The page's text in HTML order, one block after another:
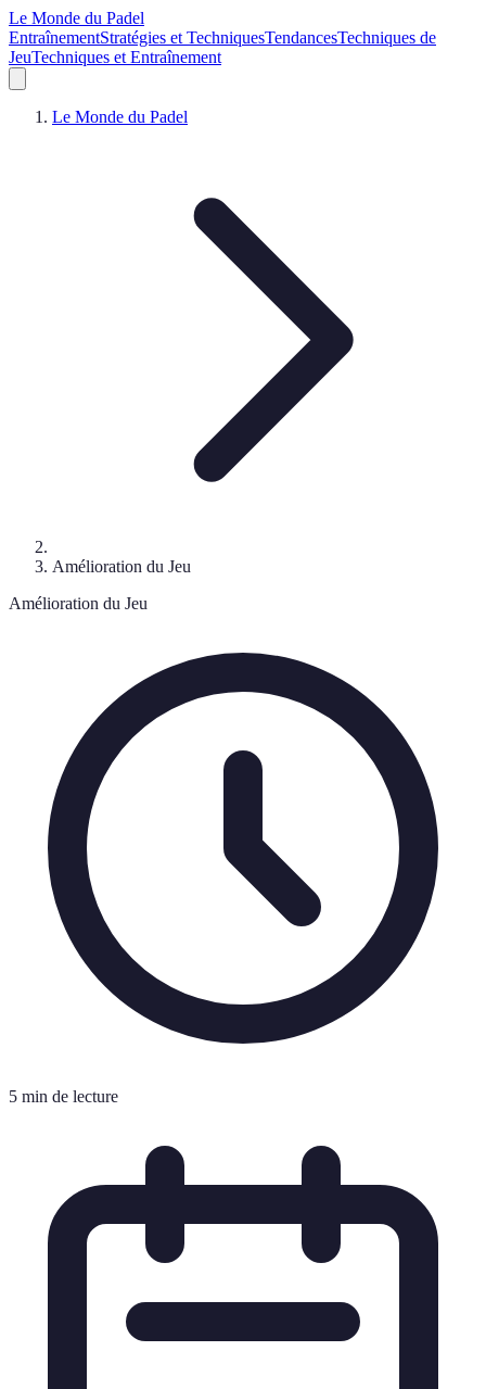
Le Monde du Padel
EntraînementStratégies et TechniquesTendancesTechniques de
JeuTechniques et Entraînement
Le Monde du Padel
Amélioration du Jeu
Amélioration du Jeu
5 min de lecture